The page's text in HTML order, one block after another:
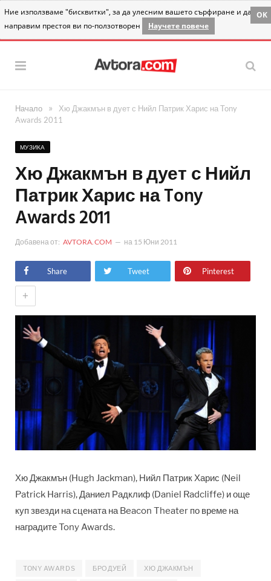
Ние използваме "бисквитки", за да улесним вашето сърфиране и да
направим престоя ви по-ползотворен
Научете повече
OK
Начало »
Хю Джакмън в дует с Нийл Патрик Харис на Tony
Awards 2011
МУЗИКА
Хю Джакмън в дует с Нийл
Патрик Харис на Tony
Awards 2011
Добавена от: AVTORA.COM на 15 Юни 2011
Share Tweet Pinterest
+
Хю Джакмън (Hugh Jackman), Нийл Патрик Харис (Neil
Patrick Harris), Даниел Радклиф (Daniel Radcliffe) и още
куп звезди на сцената на Beacon Theater по време на
наградите Tony Awards.
TONY AWARDS БРОДУЕЙ ХЮ ДЖАКМЪН